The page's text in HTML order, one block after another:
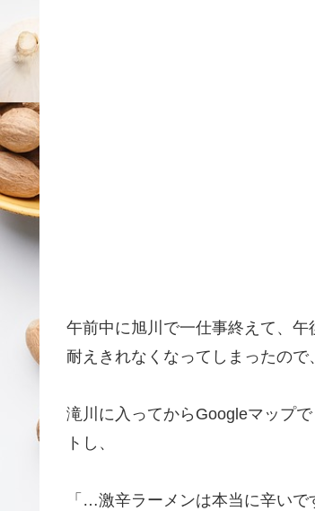
午前中に旭川で一仕事終えて、
耐えきれなくなってしまったので
滝川に入ってからGoogleマップ
トし、
「…激辛ラーメンは本当に辛い